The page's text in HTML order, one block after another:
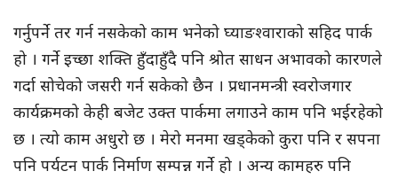
गर्नुपर्ने तर गर्न नसकेको काम भनेको घ्याङश्वाराको सहिद पार्क
हो । गर्ने इच्छा शक्ति हुँदाहुँदै पनि श्रोत साधन अभावको कारणले
गर्दा सोचेको जसरी गर्न सकेको छैन । प्रधानमन्त्री स्वरोजगार
कार्यक्रमको केही बजेट उक्त पार्कमा लगाउने काम पनि भईरहेको
छ । त्यो काम अधुरो छ । मेरो मनमा खड्केको कुरा पनि र सपना
पनि पर्यटन पार्क निर्माण सम्पन्न गर्ने हो । अन्य कामहरु पनि